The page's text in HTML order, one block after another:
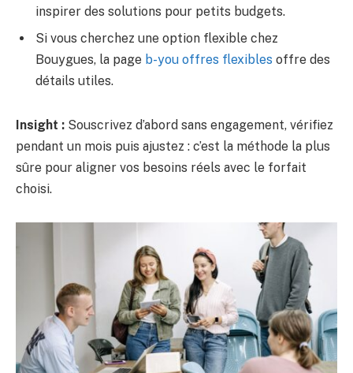
inspirer des solutions pour petits budgets.
Si vous cherchez une option flexible chez
Bouygues, la page b-you offres flexibles offre des
détails utiles.
Insight : Souscrivez d’abord sans engagement, vérifiez
pendant un mois puis ajustez : c’est la méthode la plus
sûre pour aligner vos besoins réels avec le forfait
choisi.